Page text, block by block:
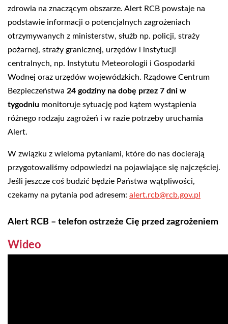
zdrowia na znaczącym obszarze. Alert RCB powstaje na
podstawie informacji o potencjalnych zagrożeniach
otrzymywanych z ministerstw, służb np. policji, straży
pożarnej, straży granicznej, urzędów i instytucji
centralnych, np. Instytutu Meteorologii i Gospodarki
Wodnej oraz urzędów wojewódzkich. Rządowe Centrum
Bezpieczeństwa 24 godziny na dobę przez 7 dni w
tygodniu monitoruje sytuację pod kątem wystąpienia
różnego rodzaju zagrożeń i w razie potrzeby uruchamia
Alert.
W związku z wieloma pytaniami, które do nas docierają
przygotowaliśmy odpowiedzi na pojawiające się najczęściej.
Jeśli jeszcze coś budzić będzie Państwa wątpliwości,
czekamy na pytania pod adresem: alert.rcb@rcb.gov.pl
Alert RCB – telefon ostrzeże Cię przed zagrożeniem
Wideo